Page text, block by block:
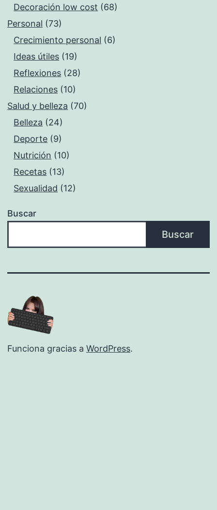
Decoración low cost (68)
Personal (73)
Crecimiento personal (6)
Ideas útiles (19)
Reflexiones (28)
Relaciones (10)
Salud y belleza (70)
Belleza (24)
Deporte (9)
Nutrición (10)
Recetas (13)
Sexualidad (12)
Buscar
Buscar
Funciona gracias a WordPress.